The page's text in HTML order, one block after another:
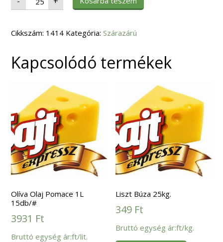
Búzakenyérliszt
25
112
Cikkszám: 1414 Kategória:Szárazárú
Kapcsolódó termékek
Olíva Olaj Pomace 1L
15db/#
3931 Ft
Bruttó egység ár:ft/lit.
Liszt Búza 25kg.
349 Ft
Bruttó egység ár:ft/kg.